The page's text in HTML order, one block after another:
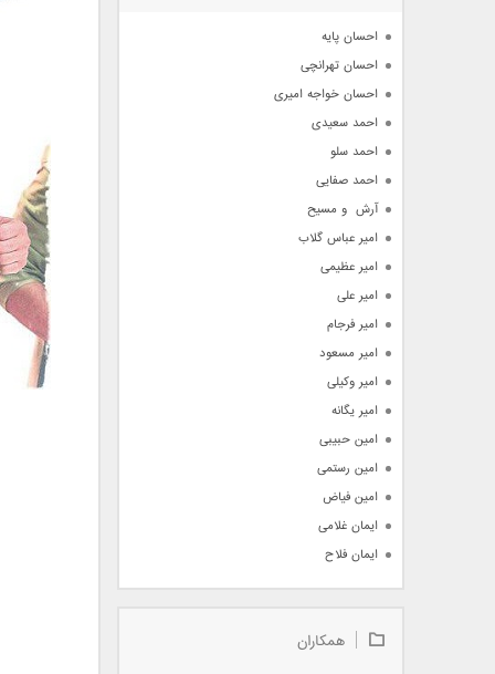
احسان پایه
احسان تهرانچی
احسان خواجه امیری
احمد سعیدی
احمد سلو
احمد صفایی
آرش  و مسیح
امیر عباس گلاب
امیر عظیمی
امیر علی
امیر فرجام
امیر مسعود
امیر وکیلی
امیر یگانه
امین حبیبی
امین رستمی
امین فیاض
ایمان غلامی
ایمان فلاح
بابک جهانبخش
بابک مافیهمکاران